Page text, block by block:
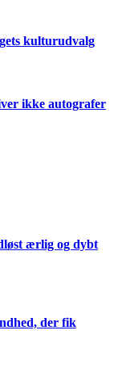
kulturudvalg
ikke autografer
ærlig og dybt
der fik